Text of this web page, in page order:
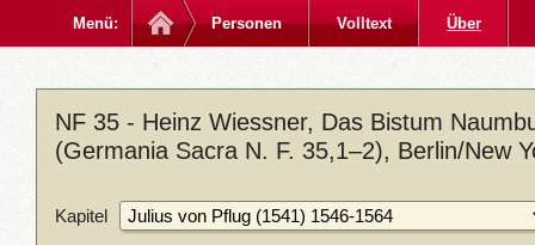
Menü: Personen Volltext Über
NF 35 - Heinz Wiessner, Das Bistum
(Germania Sacra N. F. 35,1–2), Berlin/New
Kapitel